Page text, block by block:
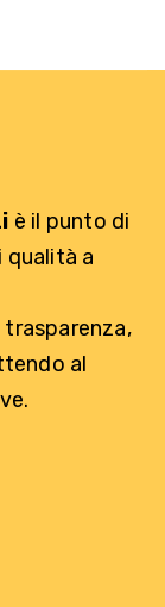
è il punto di
qualità a
al